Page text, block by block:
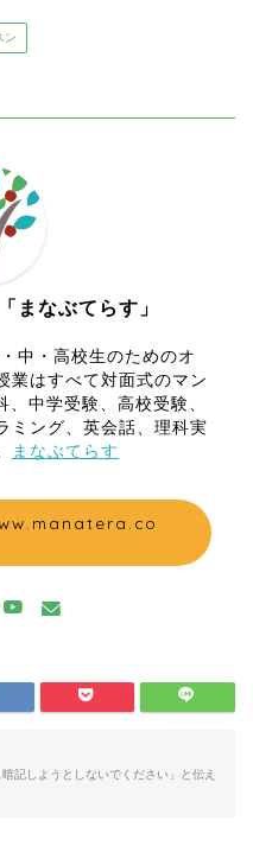
ン
まなぶてらす」
中・高校生のためのオ
業はすべて対面式のマン
中学受験、高校受験、
ミング、英会話、理科実
まなぶてらす
記しようとしないでください」と伝え